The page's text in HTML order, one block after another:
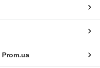
Prom.ua